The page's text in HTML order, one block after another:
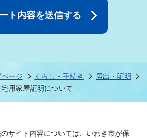
ページ くらし・手続き
届出・証明
宅用家屋証明について
サイト内容については、いわき市が保